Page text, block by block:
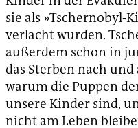
sie als »Tschernobyl-
verlacht wurden.
außerdem schon in
das Sterben nach
warum die Puppen
unsere Kinder sind,
nicht am Leben